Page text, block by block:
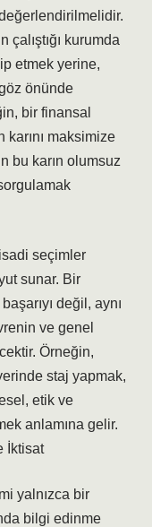
kurumda
etmek yerine,
önünde
bir finansal
karını maksimize
bu karın olumsuz
seçimler
sunar. Bir
değil, aynı
ve genel
Örneğin,
staj yapmak,
etik ve
anlamına gelir.
İktisat
yalnızca bir
bilgi edinme